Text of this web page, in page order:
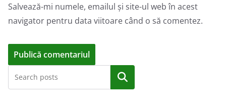
Salvează-mi numele, emailul și site-ul web în acest
navigator pentru data viitoare când o să comentez.
l
Caută